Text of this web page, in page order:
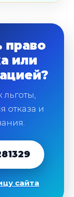
право
или
льготы,
отказа и
сайта